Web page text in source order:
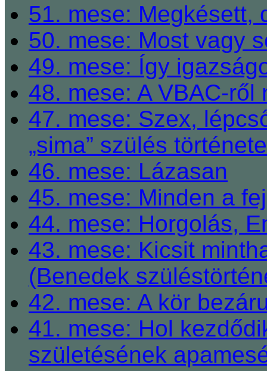
51. mese: Megkésett,
50. mese: Most vagy
49. mese: Így
48. mese: A VBAC-
47. mese: Szex,
„sima” szülés
46. mese: Lázasan
45. mese: Minden a
44. mese: Horgolás,
43. mese: Kicsit
(Benedek
42. mese: A kör
41. mese: Hol
születésének